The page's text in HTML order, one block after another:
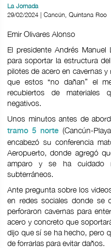
La Jornada
29/02/2024 | Cancún, Quintana Roo
Emir Olivares Alonso
El presidente Andrés
para soportar la estructura
pilotes de acero en cavernas
que estos “no dañan” el
recubiertos de materiales
negativos.
Unos minutos antes de
tramo 5 norte(Cancún-
encabezó su conferencia
Aeropuerto, donde agregó
amparo y se ha cuidado
subterráneos.
Ante pregunta sobre los
en redes sociales donde se
perforaron cavernas para
acero y concreto que
dijo que sí se ha hecho, pero
de forrarlas para evitar daños.